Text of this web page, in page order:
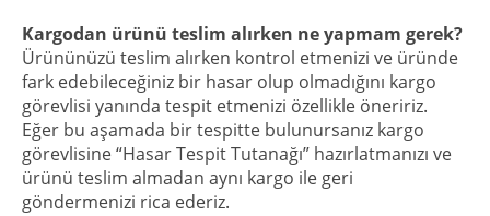
Kargodan ürünü teslim alırken ne yapmam gerek?
Ürününüzü teslim alırken kontrol etmenizi ve üründe
fark edebileceğiniz bir hasar olup olmadığını kargo
görevlisi yanında tespit etmenizi özellikle öneririz.
Eğer bu aşamada bir tespitte bulunursanız kargo
görevlisine “Hasar Tespit Tutanağı” hazırlatmanızı ve
ürünü teslim almadan aynı kargo ile geri
göndermenizi rica ederiz.